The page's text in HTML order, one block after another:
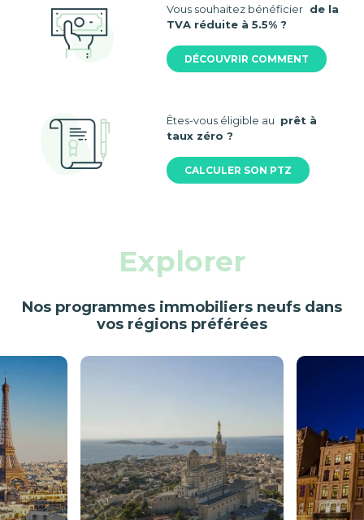
Vous souhaitez bénéficier de la
TVA réduite à 5.5% ?
DÉCOUVRIR COMMENT
Êtes-vous éligible au prêt à
taux zéro ?
CALCULER SON PTZ
Explorer
Nos programmes immobiliers neufs dans
vos régions préférées